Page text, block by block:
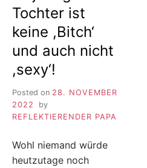
Tochter ist
keine ,Bitch‘
und auch nicht
,sexy‘!
Posted on 28. NOVEMBER
2022
by
REFLEKTIERENDER PAPA
Wohl niemand würde
heutzutage noch